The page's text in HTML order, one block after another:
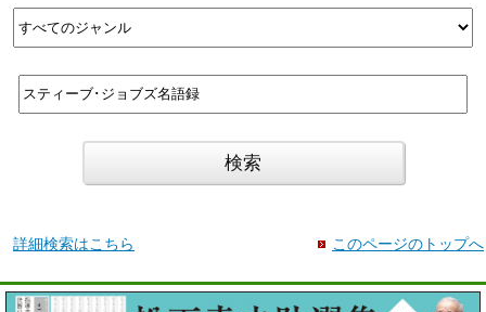
詳細検索はこちら このページのトップへ